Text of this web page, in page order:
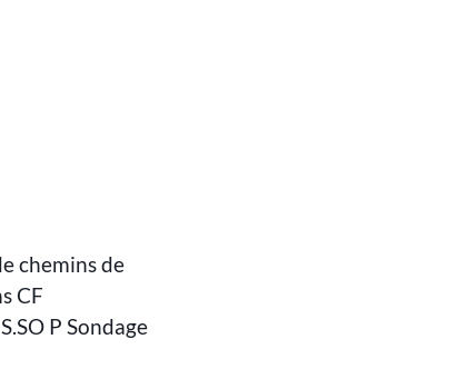
chemins de
CF
P Sondage